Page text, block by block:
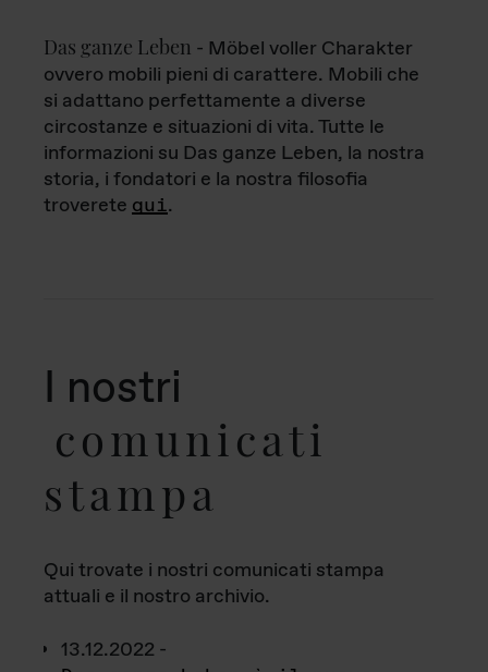
Das ganze Leben - Möbel voller Charakter
ovvero mobili pieni di carattere. Mobili che
si adattano perfettamente a diverse
circostanze e situazioni di vita. Tutte le
informazioni su Das ganze Leben, la nostra
storia, i fondatori e la nostra filosofia
troverete qui.
I nostri
comunicati
stampa
Qui trovate i nostri comunicati stampa
attuali e il nostro archivio.
13.12.2022 -